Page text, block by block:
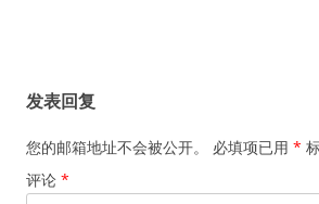
发表回复
您的邮箱地址不会被公开。 必填项已用 *
评论 *